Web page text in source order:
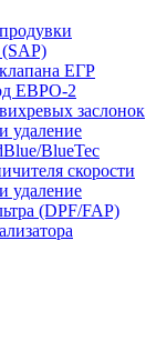
(SAP)
ЕГР
ЕВРО-2
заслонок
удаление
BlueTec
скорости
удаление
(DPF/FAP)